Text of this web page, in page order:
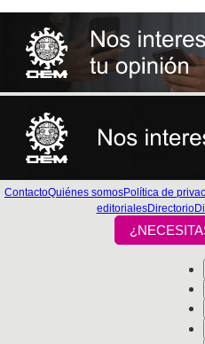
ContactoQuiénes somosPolítica de
editorialesDirectorio